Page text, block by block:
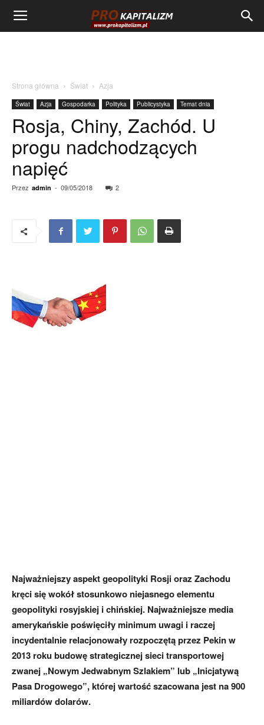
Strona główna Świat Azja
Świat Azja Gospodarka Polityka Publicystyka Temat dnia
Rosja, Chiny, Zachód. U
progu nadchodzących
napięć
Przez admin - 09/05/2018 2
Najważniejszy aspekt geopolityki Rosji oraz Zachodu
kręci się wokół stosunkowo niejasnego elementu
geopolityki rosyjskiej i chińskiej. Najważniejsze media
amerykańskie poświęciły minimum uwagi i raczej
incydentalnie relacjonowały rozpoczętą przez Pekin w
2013 roku budowę strategicznej sieci transportowej
zwanej „Nowym Jedwabnym Szlakiem” lub „Inicjatywą
Pasa Drogowego”, której wartość szacowana jest na 900
miliardów dolarów.